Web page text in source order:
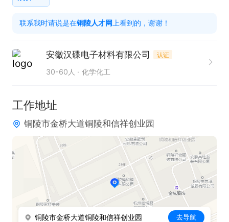
联系我时请说是在铜陵人才网 上看到的，谢谢！
安徽汉碟电子材料有限公司 认证
30-60人 化学化工
工作地址
铜陵市金桥大道铜陵和信祥创业园
铜陵市金桥大道铜陵和信祥创业园 去导航